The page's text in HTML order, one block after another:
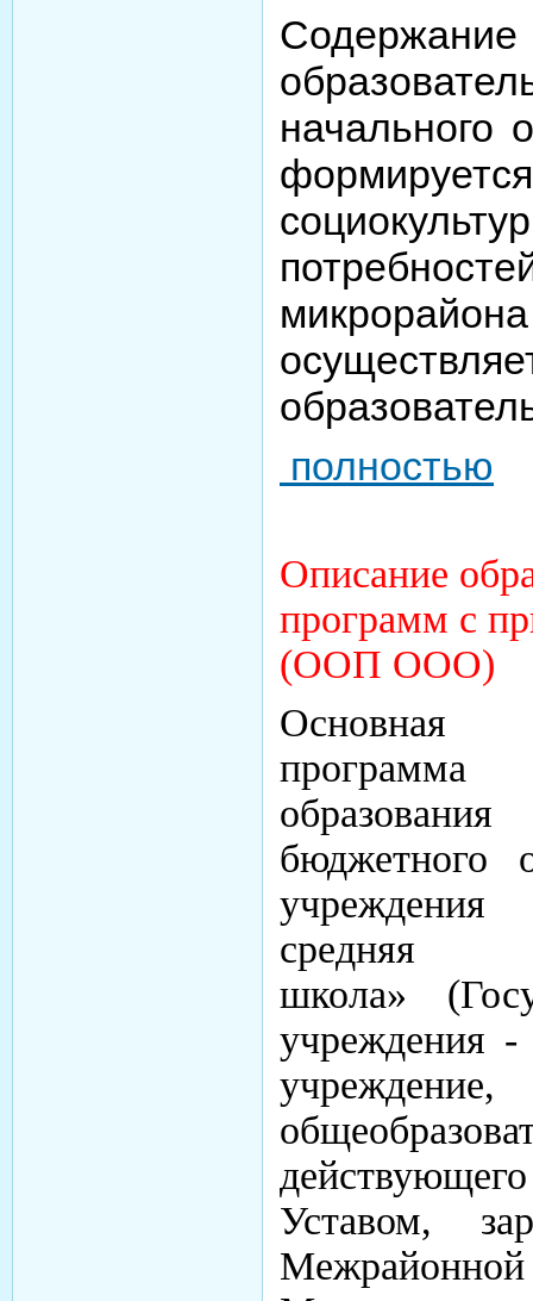
начального
полностью
Описание
программ с
(ООП ООО)
Основная
программа
бюджетного
средняя
школа»
учреждения -
Уставом,